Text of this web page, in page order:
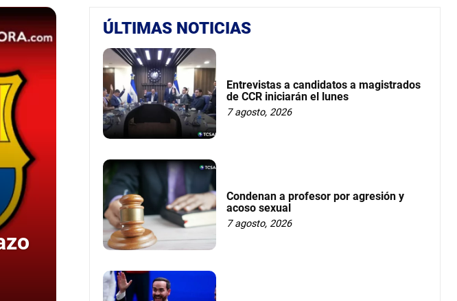
ÚLTIMAS NOTICIAS
Entrevistas a candidatos a magistrados
de CCR iniciarán el lunes
7 agosto, 2026
Condenan a profesor por agresión y
acoso sexual
7 agosto, 2026